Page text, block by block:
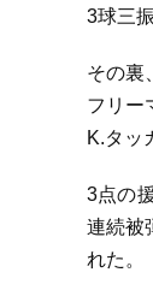
3球三
その裏
フリー
K.タッ
3点の
連続被
れた。